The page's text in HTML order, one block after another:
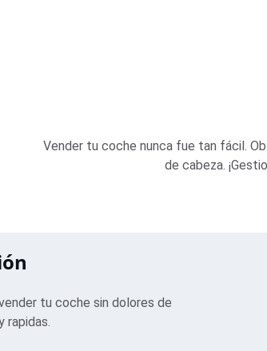
Vender tu coche nunca fue tan fácil.
de cabeza.
tu coche sin dolores de
rapidas.